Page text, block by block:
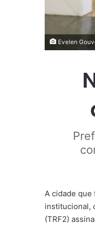
Evelen
A cidade
institucional,
(TRF2)